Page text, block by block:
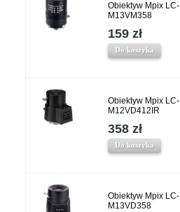
Obiektyw Mpix LC-
M13VM358
159 zł
Do koszyka
Obiektyw Mpix LC-
M12VD412IR
358 zł
Do koszyka
Obiektyw Mpix LC-
M13VD358